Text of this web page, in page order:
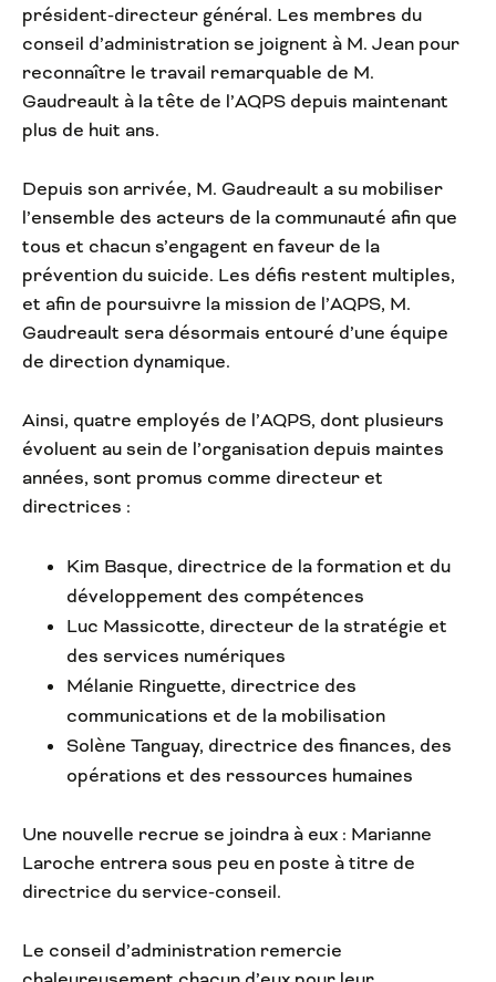
président-directeur général. Les membres du
conseil d’administration se joignent à M. Jean pour
reconnaître le travail remarquable de M.
Gaudreault à la tête de l’AQPS depuis maintenant
plus de huit ans.
Depuis son arrivée, M. Gaudreault a su mobiliser
l’ensemble des acteurs de la communauté afin que
tous et chacun s’engagent en faveur de la
prévention du suicide. Les défis restent multiples,
et afin de poursuivre la mission de l’AQPS, M.
Gaudreault sera désormais entouré d’une équipe
de direction dynamique.
Ainsi, quatre employés de l’AQPS, dont plusieurs
évoluent au sein de l’organisation depuis maintes
années, sont promus comme directeur et
directrices :
Kim Basque, directrice de la formation et du
développement des compétences
Luc Massicotte, directeur de la stratégie et
des services numériques
Mélanie Ringuette, directrice des
communications et de la mobilisation
Solène Tanguay, directrice des finances, des
opérations et des ressources humaines
Une nouvelle recrue se joindra à eux : Marianne
Laroche entrera sous peu en poste à titre de
directrice du service-conseil.
Le conseil d’administration remercie